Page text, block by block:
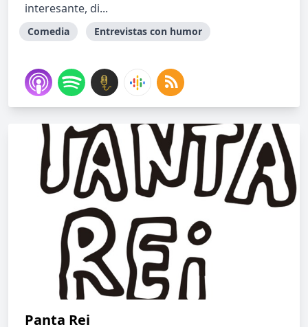
interesante, di...
Comedia Entrevistas con humor
Panta Rei